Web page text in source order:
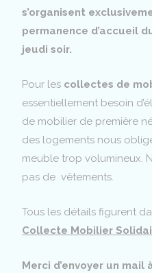
s’organisent
permanence d’accueil
jeudi soir.
Pour les collectes de
essentiellement besoin
de mobilier de première
des logements nous
meuble trop volumineux.
pas de vêtements.
Tous les détails figurent
Collecte Mobilier
Merci d’envoyer un mail